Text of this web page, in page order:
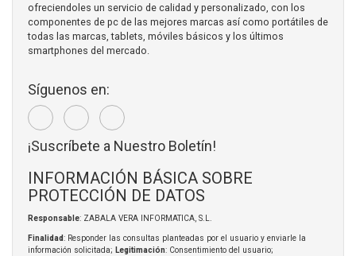
ofreciendoles un servicio de calidad y personalizado, con los
componentes de pc de las mejores marcas así como portátiles de
todas las marcas, tablets, móviles básicos y los últimos
smartphones del mercado.
Síguenos en:
¡Suscríbete a Nuestro Boletín!
INFORMACIÓN BÁSICA SOBRE
PROTECCIÓN DE DATOS
Responsable: ZABALA VERA INFORMATICA, S.L.
Finalidad: Responder las consultas planteadas por el usuario y enviarle la
información solicitada; Legitimación: Consentimiento del usuario;